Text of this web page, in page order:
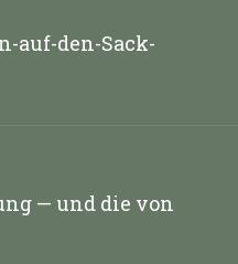
auf-den-Sack-
— und die von